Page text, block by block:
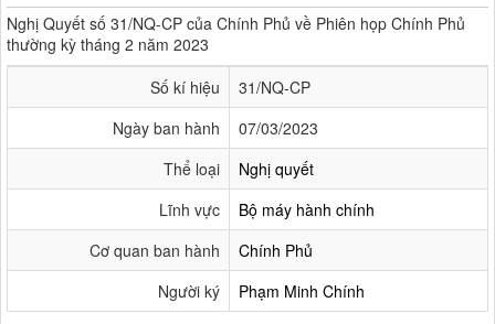
Nghị Quyết số 31/NQ-CP của Chính Phủ về Phiên họp Chính Phủ
thường kỳ tháng 2 năm 2023
Số kí hiệu
31/NQ-CP
Ngày ban hành
07/03/2023
Thể loại
Nghị quyết
Lĩnh vực
Bộ máy hành chính
Cơ quan ban hành
Chính Phủ
Người ký
Phạm Minh Chính